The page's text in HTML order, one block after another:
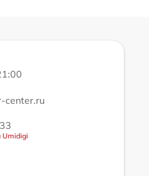
center.ru
Umidigi